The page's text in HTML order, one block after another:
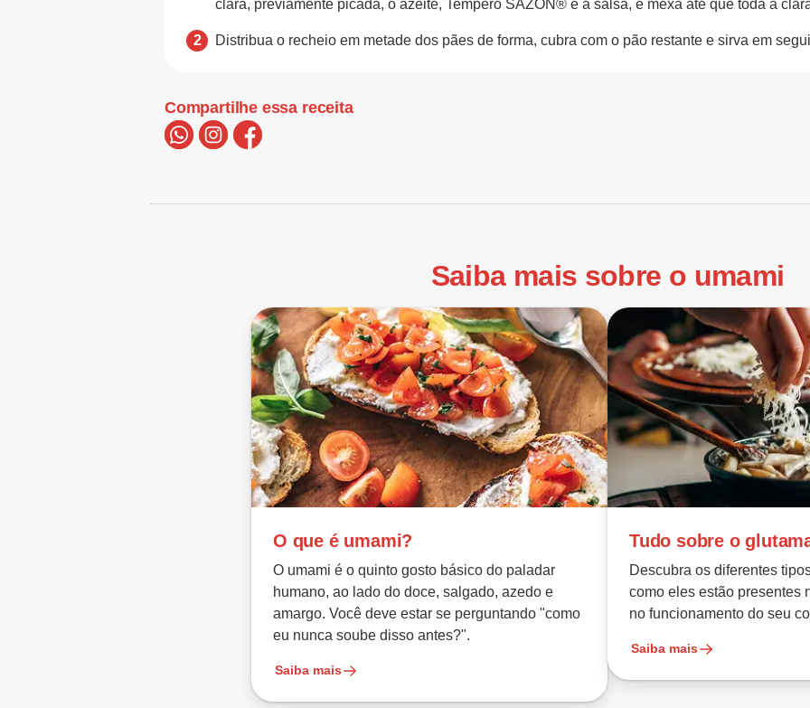
clara, previamente picada, o azeite, Tempero SAZÓN® e a salsa, e mexa até que toda a
Distribua o recheio em metade dos pães de forma, cubra com o pão restante e sirva em
Compartilhe essa receita
Saiba mais sobre o umami
O que é umami?
O umami é o quinto gosto básico do paladar
humano, ao lado do doce, salgado, azedo e
amargo. Você deve estar se perguntando "como
eu nunca soube disso antes?".
Saiba mais
Tudo sobre o
Descubra os diferentes
como eles estão presentes
no funcionamento do seu
Saiba mais